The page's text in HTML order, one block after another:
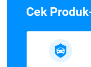
Cek